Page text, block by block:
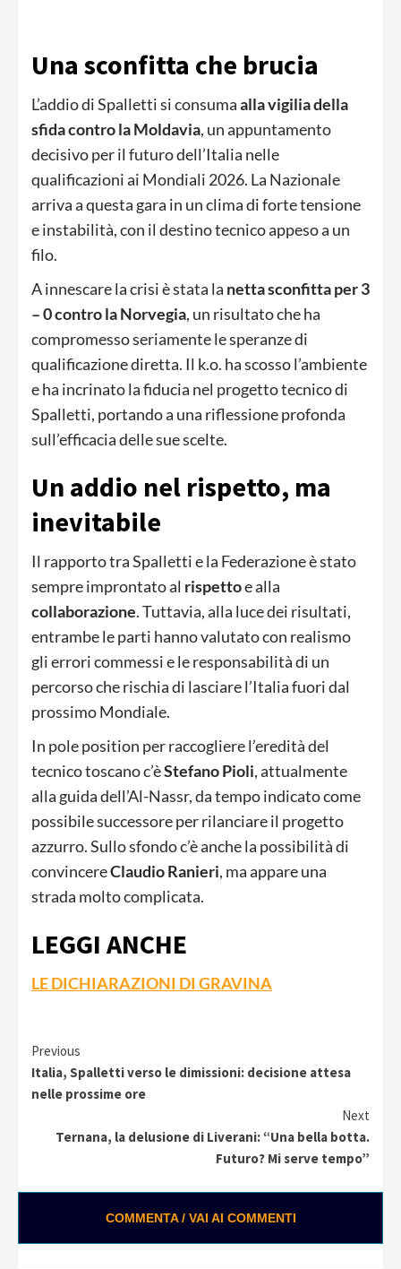
Una sconfitta che brucia
L’addio di Spalletti si consumaalla vigilia della
sfida contro la Moldavia, un appuntamento
decisivo per il futuro dell’Italia nelle
qualificazioni ai Mondiali 2026. La Nazionale
arriva a questa gara in un clima di forte tensione
e instabilità, con il destino tecnico appeso a un
filo.
A innescare la crisi è stata la netta sconfitta per 3
– 0 contro la Norvegia, un risultato che ha
compromesso seriamente le speranze di
qualificazione diretta. Il k.o. ha scosso l’ambiente
e ha incrinato la fiducia nel progetto tecnico di
Spalletti, portando a una riflessione profonda
sull’efficacia delle sue scelte.
Un addio nel rispetto, ma
inevitabile
Il rapporto tra Spalletti e la Federazione è stato
sempre improntato al rispettoe alla
collaborazione. Tuttavia, alla luce dei risultati,
entrambe le parti hanno valutato con realismo
gli errori commessi e le responsabilità di un
percorso che rischia di lasciare l’Italia fuori dal
prossimo Mondiale.
In pole position per raccogliere l’eredità del
tecnico toscano c’èStefano Pioli, attualmente
alla guida dell’Al-Nassr, da tempo indicato come
possibile successore per rilanciare il progetto
azzurro. Sullo sfondo c’è anche la possibilità di
convincereClaudio Ranieri, ma appare una
strada molto complicata.
LEGGI ANCHE
LE DICHIARAZIONI DI GRAVINA
Continue
Reading
Previous
Italia, Spalletti verso le dimissioni: decisione attesa
nelle prossime ore
Next
Ternana, la delusione di Liverani: “Una bella botta.
Futuro? Mi serve tempo”
COMMENTA / VAI AI COMMENTI